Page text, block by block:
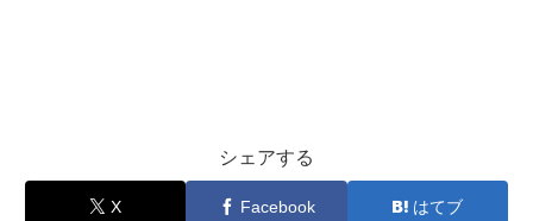
シェアする
X Facebook はてブ